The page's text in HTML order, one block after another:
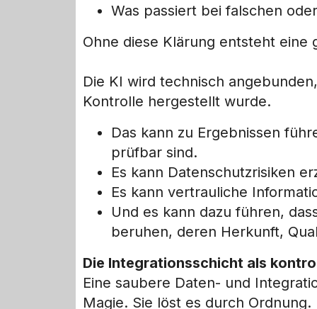
Was passiert bei falschen
Ohne diese Klärung entsteht eine
Die KI wird technisch
Kontrolle hergestellt wurde.
Das kann zu Ergebnissen
prüfbar sind.
Es kann Datenschutzrisiken
Es kann vertrauliche
Und es kann dazu führen,
beruhen, deren Herkunft,
Die Integrationsschicht als
Eine saubere Daten- und
Magie. Sie löst es durch Ordnung.